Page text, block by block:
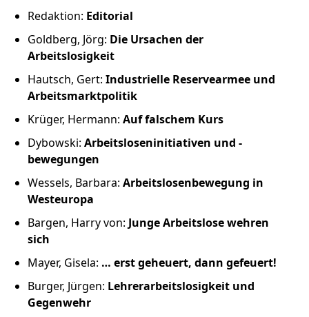
Fundus
Bildungsarbeit
Edition
Kontakt
Impressum
Datenschutz
Redaktion: Editorial
Goldberg, Jörg: Die Ursachen der
Arbeitslosigkeit
Hautsch, Gert: Industrielle Reservearmee und
Arbeitsmarktpolitik
Krüger, Hermann: Auf falschem Kurs
Dybowski: Arbeitsloseninitiativen und -
bewegungen
Wessels, Barbara: Arbeitslosenbewegung in
Westeuropa
Bargen, Harry von: Junge Arbeitslose wehren
sich
Mayer, Gisela: … erst geheuert, dann gefeuert!
Burger, Jürgen: Lehrerarbeitslosigkeit und
Gegenwehr